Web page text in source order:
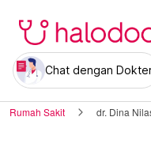
Chat dengan
Rumah Sakit dr. Dina